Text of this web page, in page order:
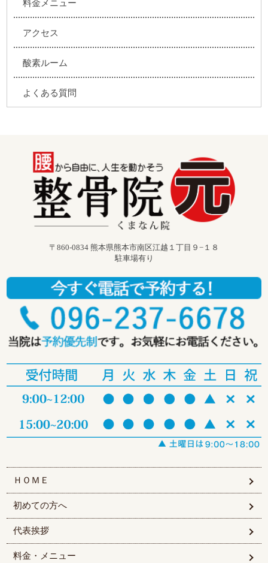
料金メニュー
アクセス
酸素ルーム
よくある質問
〒860-0834 熊本県熊本市南区江越１丁目９−１８
駐車場有り
ＨＯＭＥ
初めての方へ
代表挨拶
料金・メニュー